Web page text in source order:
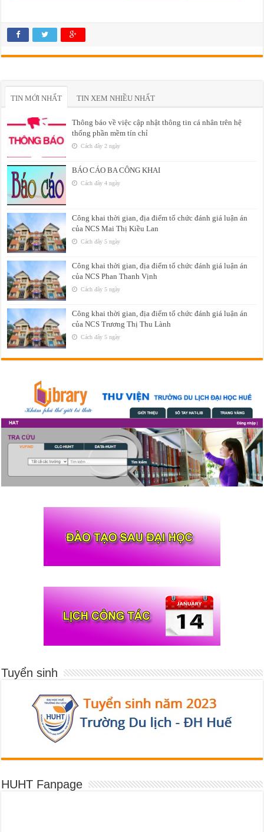
TIN MỚI NHẤT TIN XEM NHIỀU NHẤT
Thông báo về việc cập nhật thông tin cá nhân trên hệ
thống phần mềm tín chỉ
Cách đây 2 ngày
BÁO CÁO BA CÔNG KHAI
Cách đây 4 ngày
Công khai thời gian, địa điểm tổ chức đánh giá luận án
của NCS Mai Thị Kiều Lan
Cách đây 5 ngày
Công khai thời gian, địa điểm tổ chức đánh giá luận án
của NCS Phan Thanh Vịnh
Cách đây 5 ngày
Công khai thời gian, địa điểm tổ chức đánh giá luận án
của NCS Trương Thị Thu Lành
Cách đây 5 ngày
Tuyển sinh
HUHT Fanpage